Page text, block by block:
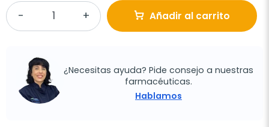
Añadir al carrito
¿Necesitas ayuda? Pide consejo a nuestras
farmacéuticas.
Hablamos